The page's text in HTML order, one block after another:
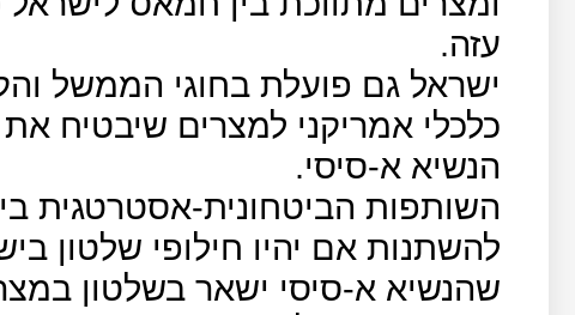
עזה.
ישראל גם פועלת בחוגי הממשל
כלכלי אמריקני למצרים שיבטיח
הנשיא א-סיסי.
השותפות הביטחונית-אסטרטגית
להשתנות אם יהיו חילופי שלטון
שהנשיא א-סיסי ישאר בשלטון